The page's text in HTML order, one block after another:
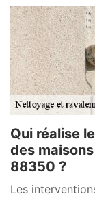
Qui réalise
des
88350 ?
Les